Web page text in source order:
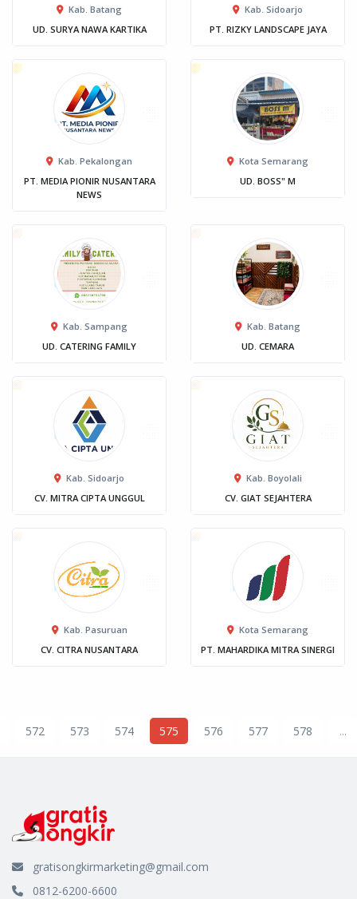
Kab. Batang
UD. SURYA NAWA KARTIKA
Kab. Sidoarjo
PT. RIZKY LANDSCAPE JAYA
Kab. Pekalongan
PT. MEDIA PIONIR NUSANTARA
NEWS
Kota Semarang
UD. BOSS" M
Kab. Sampang
UD. CATERING FAMILY
Kab. Batang
UD. CEMARA
Kab. Sidoarjo
CV. MITRA CIPTA UNGGUL
Kab. Boyolali
CV. GIAT SEJAHTERA
Kab. Pasuruan
CV. CITRA NUSANTARA
Kota Semarang
PT. MAHARDIKA MITRA SINERGI
572 573 574 575 576 577 578 ...
gratisongkirmarketing@gmail.com
0812-6200-6600